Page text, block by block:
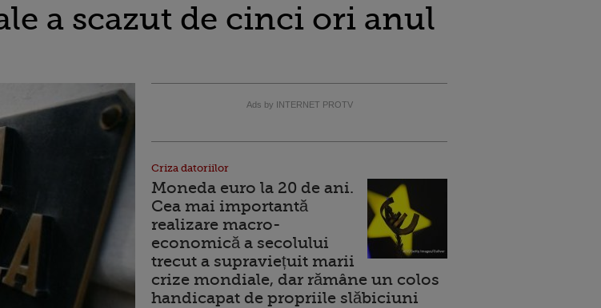
a scazut de cinci ori anul
Ads by INTERNET PROTV
Criza datoriilor
Moneda euro la 20 de ani.
Cea mai importantă
realizare macro-
economică a secolului
trecut a supraviețuit marii
crize mondiale, dar rămâne un colos
handicapat de propriile slăbiciuni